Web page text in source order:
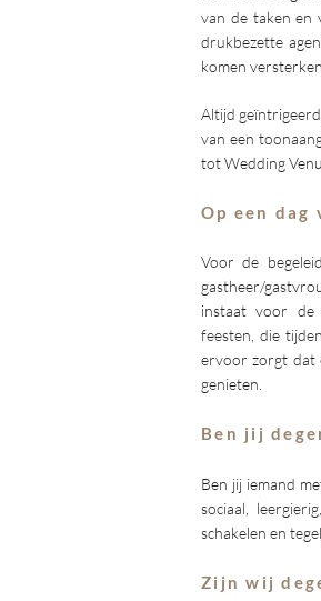
van de taken en
drukbezette
komen versterken.
Altijd
van een
tot Wedding
Op een dag
Voor de
gastheer/
instaat voor de
feesten, die
ervoor zorgt dat
genieten.
Ben jij
Ben jij iemand
sociaal,
schakelen en
Zijn wij